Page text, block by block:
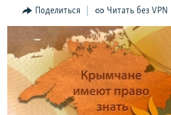
Вернутся
поиску
ИНТЕРАКТИВ
ИНФОГРАФИКА
ТЕЛЕПРОЕКТ КРЫМ.РЕАЛИИ
СОВЕТЫ ПРАВОЗАЩИТНИКОВ
ПРОПАВШИЕ БЕЗ ВЕСТИ
РАДІО СВОБОДА
КАК ОБОЙТИ БЛОКИРОВКУ
Українською
Qırımtatar
Поделиться Читать без VPN